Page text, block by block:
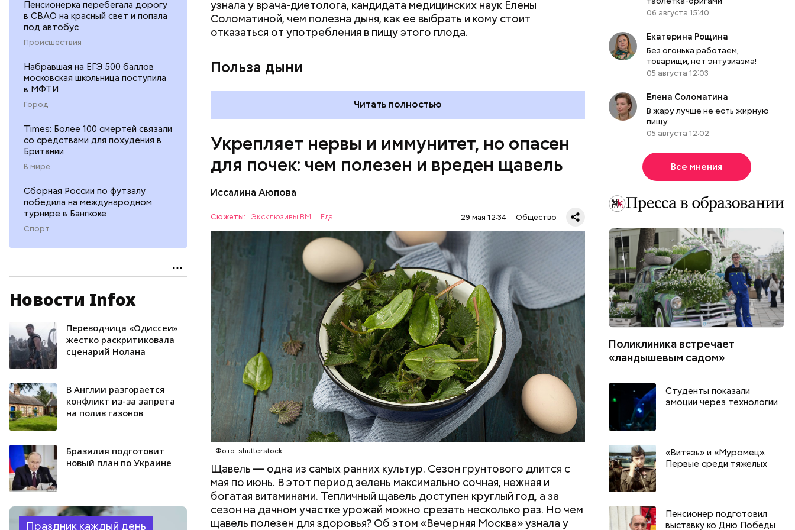
Пенсионерка перебегала дорогу
в СВАО на красный свет и попала
под автобус
Происшествия
Набравшая на ЕГЭ 500 баллов
московская школьница поступила
в МФТИ
Город
Times: Более 100 смертей связали
со средствами для похудения в
Британии
В мире
Сборная России по футзалу
победила на международном
турнире в Бангкоке
Спорт
Новости Infox
Переводчица «Одиссеи»
жестко раскритиковала
сценарий Нолана
В Англии разгорается
конфликт из-за запрета
на полив газонов
Бразилия подготовит
новый план по Украине
Праздник каждый день
узнала у врача-диетолога, кандидата медицинских наук Елены
Соломатиной, чем полезна дыня, как ее выбрать и кому стоит
отказаться от употребления в пищу этого плода.
Польза дыни
Читать полностью
Укрепляет нервы и иммунитет, но опасен
для почек: чем полезен и вреден щавель
Иссалина Аюпова
Сюжеты: Эксклюзивы ВМ Еда 29 мая 12:34 Общество
Фото: shutterstock
Щавель — одна из самых ранних культур. Сезон грунтового длится с
мая по июнь. В этот период зелень максимально сочная, нежная и
богатая витаминами. Тепличный щавель доступен круглый год, а за
сезон на дачном участке урожай можно срезать несколько раз. Но чем
щавель полезен для здоровья? Об этом «Вечерняя Москва» узнала у
Опасность же щавеля состоит в том, что он содержит большое
количество щавелевой кислоты, которая может способствовать
образованию камней в почках, объяснила диетолог.
раздраженного кишечника, язвах и панкреатите продукт тоже лучше
исключить из рациона, — предупредила врач. — Он может привести к
повышению кислотности желудка и раздражать слизистые оболочки.
ЗДОРОВЬЕ ВРАЧИ РАСТЕНИЯ ПРОДУКТЫ
06 августа 15:40
Екатерина Рощина
Без огонька работаем,
товарищи, нет энтузиазма!
05 августа 12:03
Елена Соломатина
В жару лучше не есть жирную
пищу
05 августа 12:02
Все мнения
Поликлиника встречает
«ландышевым садом»
Студенты показали
эмоции через технологии
«Витязь» и «Муромец».
Первые среди тяжелых
Пенсионер подготовил
выставку ко Дню Победы